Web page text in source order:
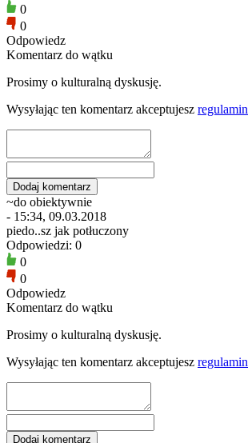
0
0
Odpowiedz
Komentarz do wątku
Prosimy o kulturalną dyskusję.
Wysyłając ten komentarz akceptujesz regulamin
~do obiektywnie
- 15:34, 09.03.2018
piedo..sz jak potłuczony
Odpowiedzi: 0
0
0
Odpowiedz
Komentarz do wątku
Prosimy o kulturalną dyskusję.
Wysyłając ten komentarz akceptujesz regulamin